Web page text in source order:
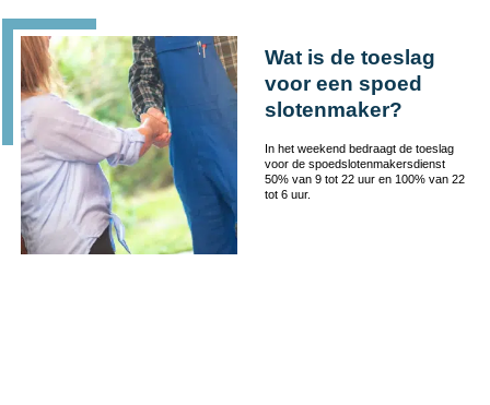
Wat is de toeslag
voor een spoed
slotenmaker?
In het weekend bedraagt de toeslag
voor de spoedslotenmakersdienst
50% van 9 tot 22 uur en 100% van 22
tot 6 uur.